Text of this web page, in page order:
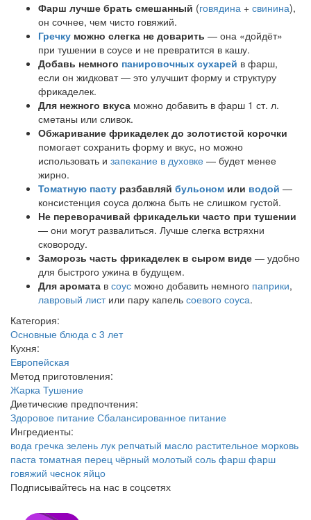
Фарш лучше брать смешанный (говядина + свинина),
он сочнее, чем чисто говяжий.
Гречку можно слегка не доварить — она «дойдёт»
при тушении в соусе и не превратится в кашу.
Добавь немного панировочных сухарей в фарш,
если он жидковат — это улучшит форму и структуру
фрикаделек.
Для нежного вкуса можно добавить в фарш 1 ст. л.
сметаны или сливок.
Обжаривание фрикаделек до золотистой корочки
помогает сохранить форму и вкус, но можно
использовать и запекание в духовке — будет менее
жирно.
Томатную пасту разбавляй бульоном или водой —
консистенция соуса должна быть не слишком густой.
Не переворачивай фрикадельки часто при тушении
— они могут развалиться. Лучше слегка встряхни
сковороду.
Заморозь часть фрикаделек в сыром виде — удобно
для быстрого ужина в будущем.
Для аромата в соус можно добавить немного паприки,
лавровый листили пару капель соевого соуса.
Категория:
Основные блюда с 3 лет
Кухня:
Европейская
Метод приготовления:
Жарка Тушение
Диетические предпочтения:
Здоровое питание Сбалансированное питание
Ингредиенты:
вода гречка зелень лук репчатый масло растительное морковь
паста томатная перец чёрный молотый соль фарш фарш
говяжий чеснок яйцо
Подписывайтесь на нас в соцсетях